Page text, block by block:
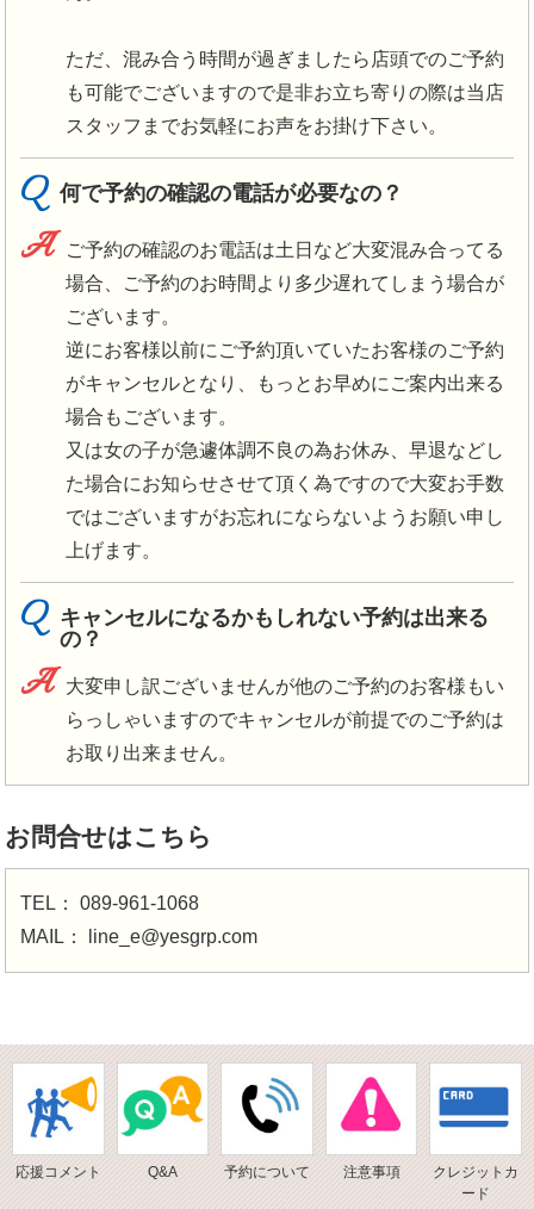
ただ、混み合う時間が過ぎましたら店頭でのご予約
も可能でございますので是非お立ち寄りの際は当店
スタッフまでお気軽にお声をお掛け下さい。
Q 何で予約の確認の電話が必要なの？
A
ご予約の確認のお電話は土日など大変混み合ってる
場合、ご予約のお時間より多少遅れてしまう場合が
ございます。
逆にお客様以前にご予約頂いていたお客様のご予約
がキャンセルとなり、もっとお早めにご案内出来る
場合もございます。
又は女の子が急遽体調不良の為お休み、早退などし
た場合にお知らせさせて頂く為ですので大変お手数
ではございますがお忘れにならないようお願い申し
上げます。
Q
キャンセルになるかもしれない予約は出来る
の？
A
大変申し訳ございませんが他のご予約のお客様もい
らっしゃいますのでキャンセルが前提でのご予約は
お取り出来ません。
お問合せはこちら
TEL： 089-961-1068
MAIL：
line_e@yesgrp.com
応援コメント Q&A 予約について 注意事項
クレジットカ
ード